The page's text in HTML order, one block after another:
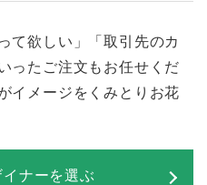
て欲しい」「取引先のカ
ったご注文もお任せくだ
イメージをくみとりお花
ナーを選ぶ